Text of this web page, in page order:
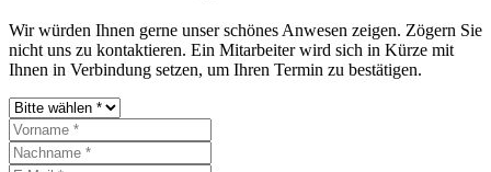
Wir würden Ihnen gerne unser schönes Anwesen zeigen. Zögern Sie
nicht uns zu kontaktieren. Ein Mitarbeiter wird sich in Kürze mit
Ihnen in Verbindung setzen, um Ihren Termin zu bestätigen.